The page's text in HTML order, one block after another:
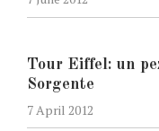
Tour Eiffel: un
Sorgente
7 April 2012